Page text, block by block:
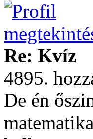
Re: Kvíz
4895.
De én